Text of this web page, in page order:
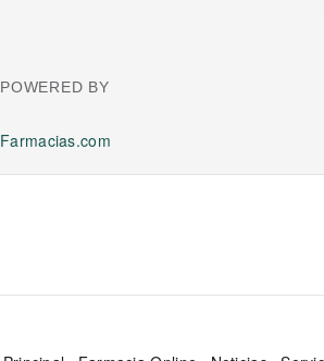
POWERED BY
Farmacias.com